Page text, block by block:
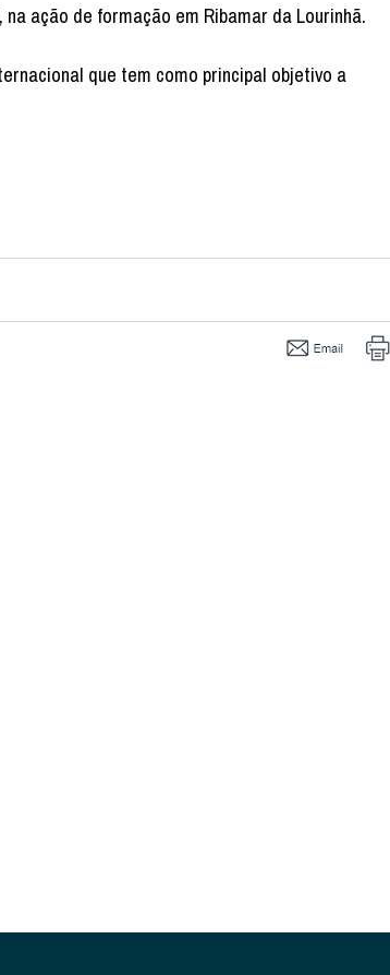
ação de formação em Ribamar da Lourinhã.
que tem como principal objetivo a